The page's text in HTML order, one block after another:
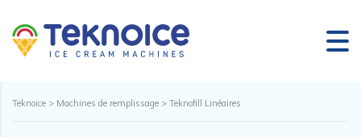
Teknoice > Machines de remplissage > Teknofill Linéaires